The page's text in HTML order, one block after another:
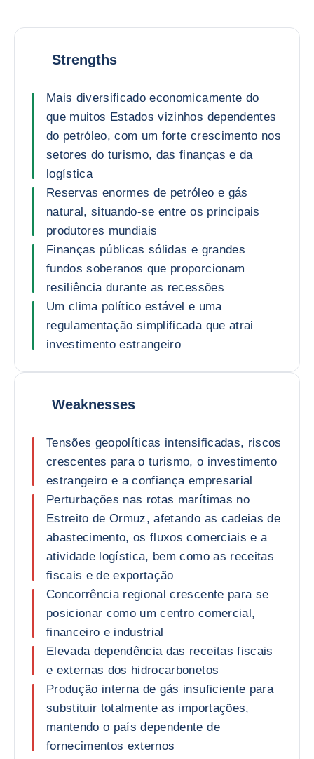
Strengths
Mais diversificado economicamente do
que muitos Estados vizinhos dependentes
do petróleo, com um forte crescimento nos
setores do turismo, das finanças e da
logística
Reservas enormes de petróleo e gás
natural, situando-se entre os principais
produtores mundiais
Finanças públicas sólidas e grandes
fundos soberanos que proporcionam
resiliência durante as recessões
Um clima político estável e uma
regulamentação simplificada que atrai
investimento estrangeiro
Weaknesses
Tensões geopolíticas intensificadas, riscos
crescentes para o turismo, o investimento
estrangeiro e a confiança empresarial
Perturbações nas rotas marítimas no
Estreito de Ormuz, afetando as cadeias de
abastecimento, os fluxos comerciais e a
atividade logística, bem como as receitas
fiscais e de exportação
Concorrência regional crescente para se
posicionar como um centro comercial,
financeiro e industrial
Elevada dependência das receitas fiscais
e externas dos hidrocarbonetos
Produção interna de gás insuficiente para
substituir totalmente as importações,
mantendo o país dependente de
fornecimentos externos